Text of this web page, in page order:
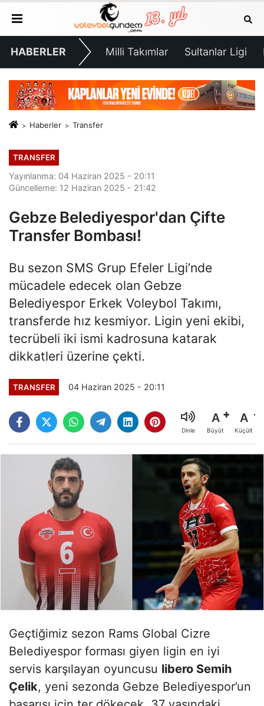
HABERLER Milli Takımlar Sultanlar Ligi
Haberler Transfer
TRANSFER
Yayınlanma: 04 Haziran 2025 - 20:11
Güncelleme: 12 Haziran 2025 - 21:42
Gebze Belediyespor'dan Çifte
Transfer Bombası!
Bu sezon SMS Grup Efeler Ligi’nde
mücadele edecek olan Gebze
Belediyespor Erkek Voleybol Takımı,
transferde hız kesmiyor. Ligin yeni ekibi,
tecrübeli iki ismi kadrosuna katarak
dikkatleri üzerine çekti.
TRANSFER 04 Haziran 2025 - 20:11
Dinle
A
Büyüt
A
Küçült
Geçtiğimiz sezon Rams Global Cizre
Belediyespor forması giyen ligin en iyi
servis karşılayan oyuncusu libero Semih
Çelik, yeni sezonda Gebze Belediyespor’un